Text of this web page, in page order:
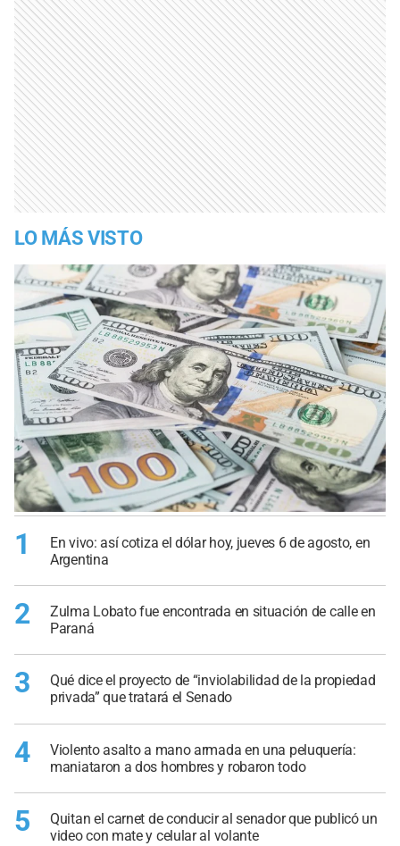
LO MÁS VISTO
1
En vivo: así cotiza el dólar hoy, jueves 6 de agosto, en
Argentina
2
Zulma Lobato fue encontrada en situación de calle en
Paraná
3
Qué dice el proyecto de “inviolabilidad de la propiedad
privada” que tratará el Senado
4
Violento asalto a mano armada en una peluquería:
maniataron a dos hombres y robaron todo
5
Quitan el carnet de conducir al senador que publicó un
video con mate y celular al volante